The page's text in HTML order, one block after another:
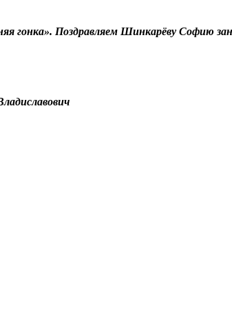
гонка». Поздравляем Шинкарёву Софию